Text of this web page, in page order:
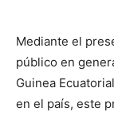
Mediante el
público en
Guinea
en el país, este